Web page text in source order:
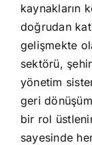
kaynakların
doğrudan
gelişmekte
sektörü,
yönetim
geri
bir rol
sayesinde